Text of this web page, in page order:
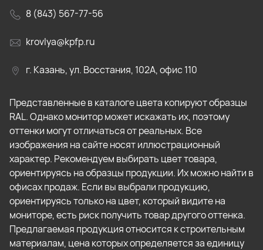
8 (843) 567-77-56
krovlya@kpfp.ru
г. Казань, ул. Восстания, 102А, офис 110
Представленные в каталоге цвета копируют образцы
RAL. Однако монитор может искажать их, поэтому
оттенки могут отличаться от реальных. Все
изображения на сайте носят иллюстрационный
характер. Рекомендуем выбирать цвет товара,
ориентируясь на образцы продукции. Их можно найти в
офисах продаж. Если вы выбрали продукцию,
ориентируясь только на цвет, который видите на
мониторе, есть риск получить товар другого оттенка.
Предлагаемая продукция относится к строительным
материалам, цена которых определяется за единицу